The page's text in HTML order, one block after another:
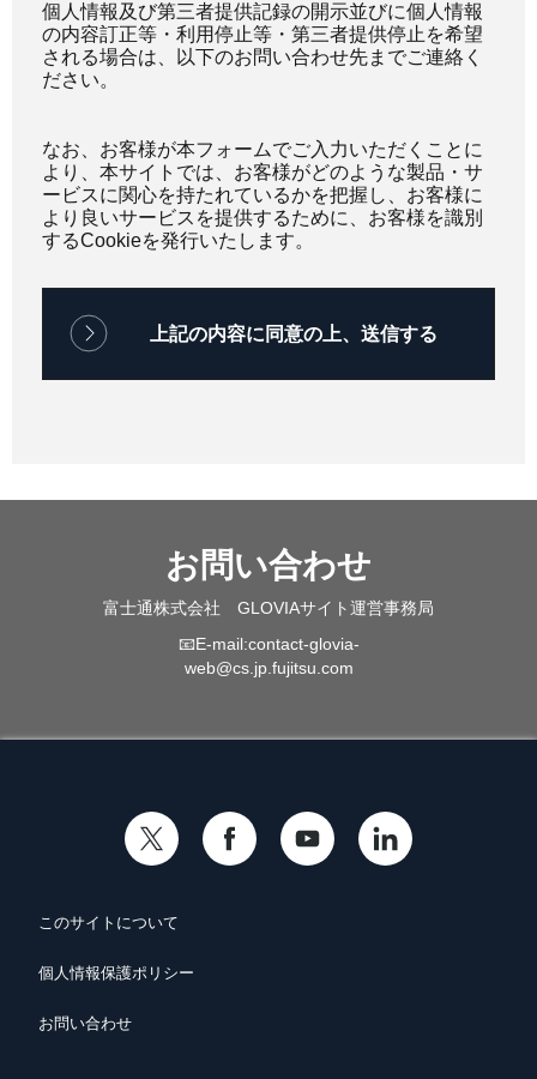
個人情報及び第三者提供記録の開示並びに個人情報
の内容訂正等・利用停止等・第三者提供停止を希望
される場合は、以下のお問い合わせ先までご連絡く
ださい。
なお、お客様が本フォームでご入力いただくことに
より、本サイトでは、お客様がどのような製品・サ
ービスに関心を持たれているかを把握し、お客様に
より良いサービスを提供するために、お客様を識別
するCookieを発行いたします。
お問い合わせ
富士通株式会社 GLOVIAサイト運営事務局
📧E-mail:contact-glovia-
web@cs.jp.fujitsu.com
このサイトについて
個人情報保護ポリシー
お問い合わせ